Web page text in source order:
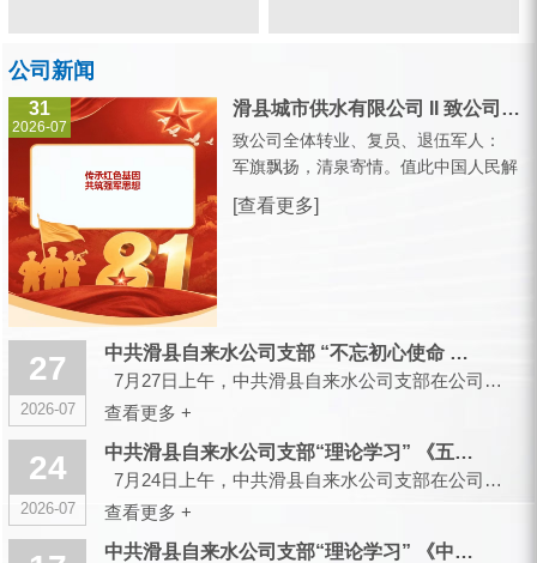
公司新闻
31
2026-07
滑县城市供水有限公司 II 致公司全体转业、复员、退伍军人的一封信
致公司全体转业、复员、退伍军人：
军旗飘扬，清泉寄情。值此中国人民解
放军建军99周年之际，滑县城市供水有
限公司，向全体曾身披戎装、现扎根水
[查看更多]
27
2026-07
中共滑县自来水公司支部 “不忘初心使命 传承红色基因”主题党...
7月27日上午，中共滑县自来水公司支部在公司大会议室召开会议，组织开展“不忘初心使命 传承红色...
查看更多 +
24
2026-07
中共滑县自来水公司支部“理论学习” 《五起政绩观偏差典型案件...
7月24日上午，中共滑县自来水公司支部在公司大会议室召开会议，组织开展“理论学习”...
查看更多 +
中共滑县自来水公司支部“理论学习” 《中央党的建设工作领导小...